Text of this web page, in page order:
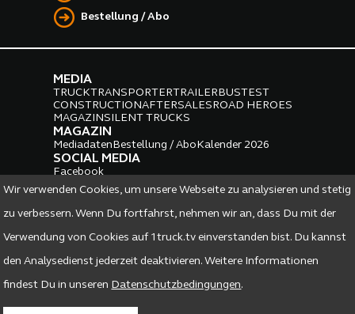
Wir verwenden Cookies, um unsere Webseite zu analysieren und stetig
zu verbessern. Wenn Du fortfahrst, nehmen wir an, dass Du mit der
Verwendung von Cookies auf 1truck.tv einverstanden bist. Du kannst
den Analysedienst jederzeit deaktivieren. Weitere Informationen
findest Du in unseren Datenschutzbedingungen.
Bestellung / Abo
MEDIA
TRUCKTRANSPORTERTRAILER BUSTEST
CONSTRUCTIONAFTERSALES ROAD HEROES
MAGAZIN SILENT TRUCKS
MAGAZIN
Mediadaten Bestellung / Abo Kalender 2026
SOCIAL MEDIA
Facebook
Instagram LinkedIn
IMPRESSUM